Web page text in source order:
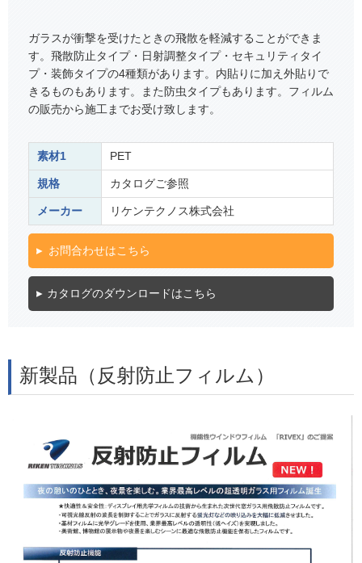
ガラスが衝撃を受けたときの飛散を軽減することができま
す。飛散防止タイプ・日射調整タイプ・セキュリティタイ
プ・装飾タイプの4種類があります。内貼りに加え外貼りで
きるものもあります。また防虫タイプもあります。フィルム
の販売から施工までお受け致します。
素材1 PET
規格 カタログご参照
メーカー リケンテクノス株式会社
お問合わせはこちら
カタログのダウンロードはこちら
新製品（反射防止フィルム）